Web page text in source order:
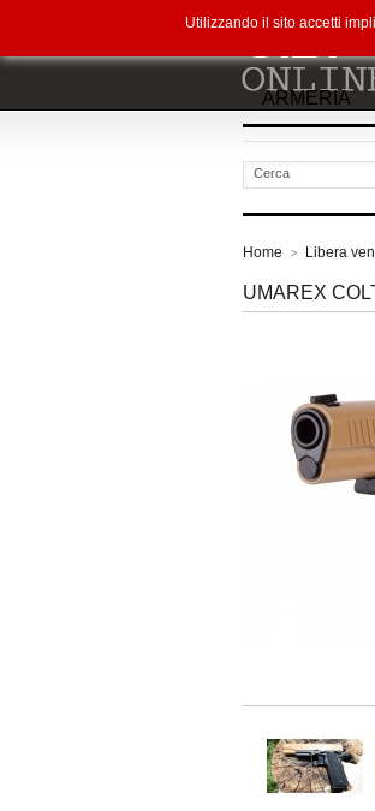
ARMERIA
Home > Libera
UMAREX
Utilizzando il sito accetti